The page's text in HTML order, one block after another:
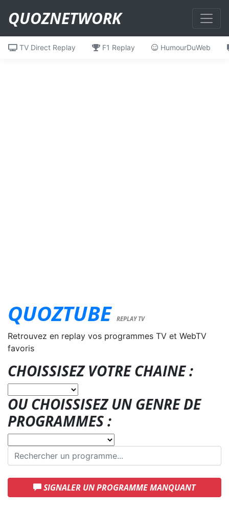
QUOZNETWORK
TV Direct Replay F1 Replay HumourDuWeb
QUOZTUBE REPLAY TV
Retrouvez en replay vos programmes TV et WebTV
favoris
CHOISSISEZ VOTRE CHAINE :
OU CHOISSISEZ UN GENRE DE
PROGRAMMES :
SIGNALER UN PROGRAMME MANQUANT